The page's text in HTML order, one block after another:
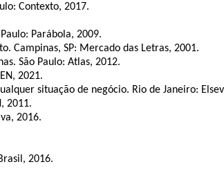
Contexto, 2017.
Parábola, 2009.
Campinas, SP: Mercado das Letras, 2001.
São Paulo: Atlas, 2012.
2021.
situação de negócio. Rio de Janeiro:
2011.
2016.
2016.